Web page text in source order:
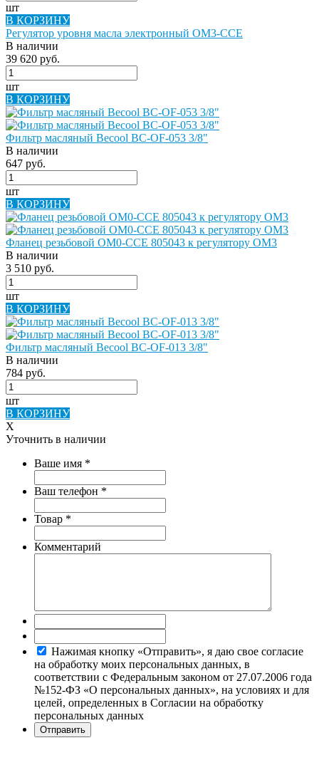
шт
В КОРЗИНУ
Регулятор уровня масла электронный OM3-CCE
В наличии
39 620 руб.
шт
В КОРЗИНУ
Фильтр масляный Becool BC-OF-053 3/8"
В наличии
647 руб.
шт
В КОРЗИНУ
Фланец резьбовой OM0-CCE 805043 к регулятору OM3
В наличии
3 510 руб.
шт
В КОРЗИНУ
Фильтр масляный Becool BC-OF-013 3/8"
В наличии
784 руб.
шт
В КОРЗИНУ
X
Уточнить в наличии
Ваше имя *
Ваш телефон *
Товар *
Комментарий
Нажимая кнопку «Отправить», я даю свое согласие
на обработку моих персональных данных, в
соответствии с Федеральным законом от 27.07.2006 года
№152-ФЗ «О персональных данных», на условиях и для
целей, определенных в Согласии на обработку
персональных данных